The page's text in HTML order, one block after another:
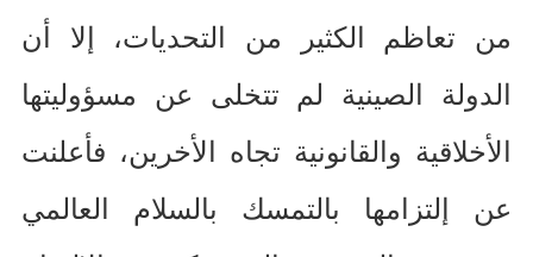
من تعاظم الكثير من التحديات، إلا أن
الدولة الصينية لم تتخلى عن مسؤوليتها
الأخلاقية والقانونية تجاه الأخرين، فأعلنت
عن إلتزامها بالتمسك بالسلام العالمي